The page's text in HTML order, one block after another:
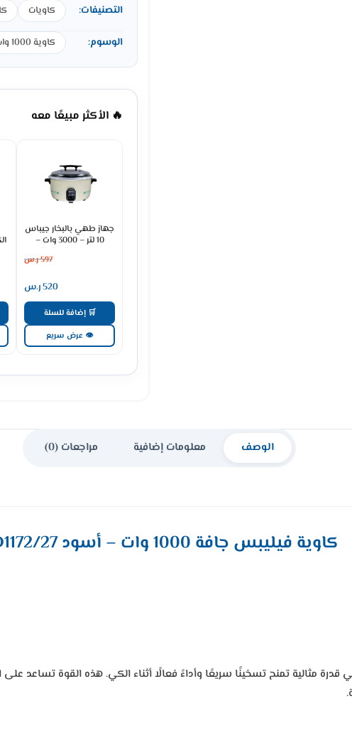
التصنيفات: كاويات
الوسوم: كاوية 1000 وات
🔥 الأكثر مبيعًا معه
جهاز طهي بالبخار جيباس
10 لتر – 3000 وات –
597ر.س
520ر.س
🛒 إضافة للسلة
👁 عرض سريع
الوصف معلومات إضافية مراجعات (0)
كاوية فيليبس جافة 1000 وات – أسود HD1172/27
جافة بقدرة كهربائية تبلغ 1000 وات، وهي قدرة مثالية تمنح تسخينًا سريعًا وأداءً فعالًا أثناء